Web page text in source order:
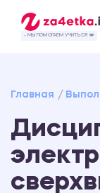
- МЫ ПОМОГАЕМ УЧИТЬСЯ ❤️
Главная